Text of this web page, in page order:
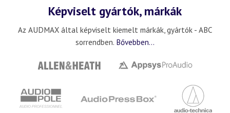
Képviselt gyártók, márkák
Az AUDMAX által képviselt kiemelt márkák, gyártók - ABC
sorrendben. Bővebben...